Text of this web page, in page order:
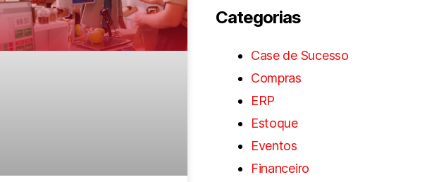
Categorias
Case de Sucesso
Compras
ERP
Estoque
Eventos
Financeiro